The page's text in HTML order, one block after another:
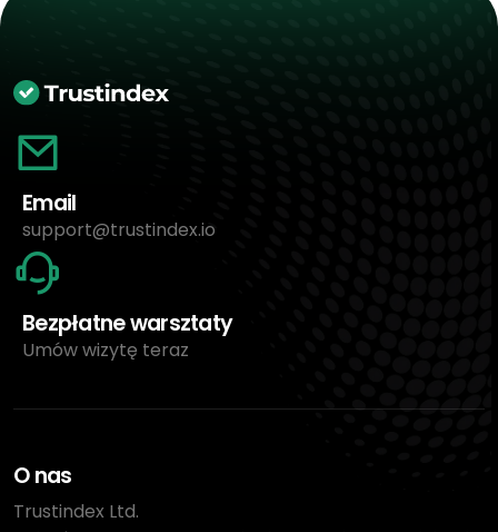
Email
support@trustindex.io
Bezpłatne warsztaty
Umów wizytę teraz
O nas
Trustindex Ltd.